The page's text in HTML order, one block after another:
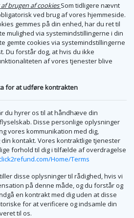
brugen af cookiesSom tidligere nævnt
ved brug af vores hjemmeside.
gemmes på din enhed, har du ret til
mulighed via systemindstillingerne i din
gemte cookies via systemindstillingerne
Du forstår dog, at hvis du ikke
af vores tjenester blive
for at udføre kontrakten
du hyrer os til at håndhæve din
Disse personlige oplysninger
vores kommunikation med dig,
kontakt. Vores kontraktlige tjenester
forhold til dig i tilfælde af overdragelse
Home/Terms
disse oplysninger til rådighed, hvis vi
på denne måde, og du forstår og
en kontrakt med dig uden at disse
for at verificere og indsamle din
til os.